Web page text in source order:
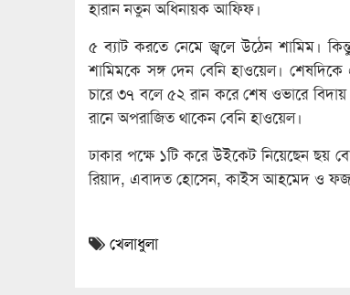
হারান নতুন অধিনায়ক আফিফ।
৫ ব্যাট করতে নেমে জ্বলে উঠেন শামিম।
শামিমকে সঙ্গ দেন বেনি হাওয়েল।
চারে ৩৭ বলে ৫২ রান করে শেষ ওভারে বিদায়
রানে অপরাজিত থাকেন বেনি হাওয়েল।
ঢাকার পক্ষে ১টি করে উইকেট নিয়েছেন ছয়
রিয়াদ, এবাদত হোসেন, কাইস আহমেদ ও
খেলাধুলা